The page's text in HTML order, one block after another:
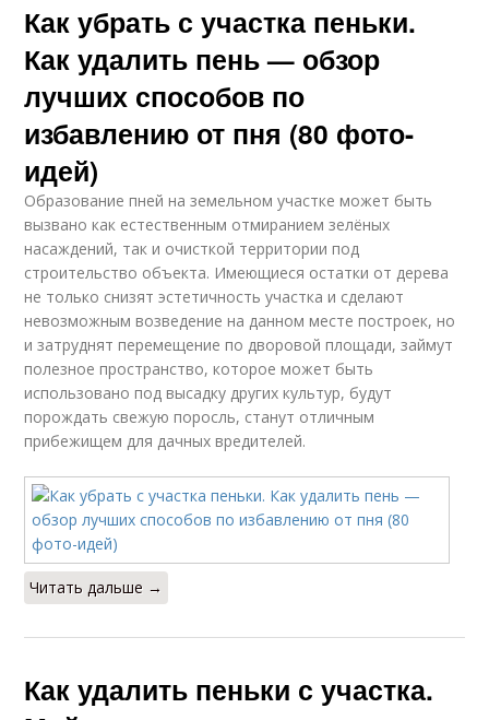
Как убрать с участка пеньки.
Как удалить пень — обзор
лучших способов по
избавлению от пня (80 фото-
идей)
Образование пней на земельном участке может быть
вызвано как естественным отмиранием зелёных
насаждений, так и очисткой территории под
строительство объекта. Имеющиеся остатки от дерева
не только снизят эстетичность участка и сделают
невозможным возведение на данном месте построек, но
и затруднят перемещение по дворовой площади, займут
полезное пространство, которое может быть
использовано под высадку других культур, будут
порождать свежую поросль, станут отличным
прибежищем для дачных вредителей.
Читать дальше →
Как удалить пеньки с участка.